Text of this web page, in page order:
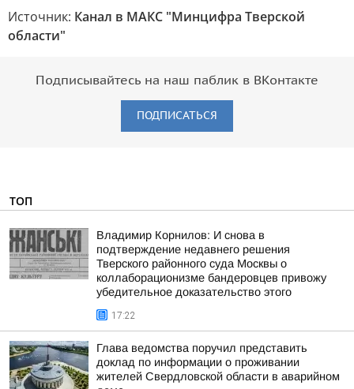
Источник: Канал в МАКС "Минцифра Тверской
области"
Подписывайтесь на наш паблик в ВКонтакте
ПОДПИСАТЬСЯ
ТОП
Владимир Корнилов: И снова в
подтверждение недавнего решения
Тверского районного суда Москвы о
коллаборационизме бандеровцев привожу
убедительное доказательство этого
17:22
Глава ведомства поручил представить
доклад по информации о проживании
жителей Свердловской области в аварийном